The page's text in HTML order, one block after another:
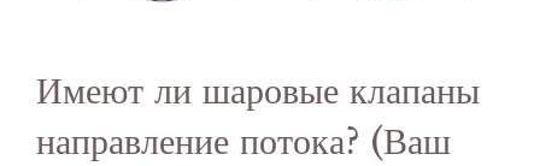
Имеют ли шаровые клапаны
направление потока? (Ваш